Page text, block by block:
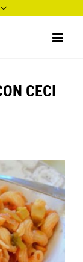
CECI